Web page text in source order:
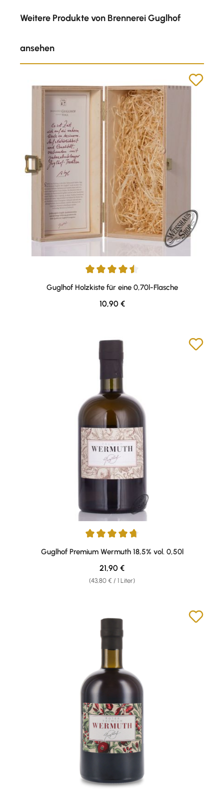
Weitere Produkte von Brennerei Guglhof
ansehen
Durchschnittliche Bewertung von 4.57 von 5 Sternen
Guglhof Holzkiste für eine 0,70l-Flasche
Regulärer Preis:
10,90 €
Durchschnittliche Bewertung von 4.83 von 5 Sternen
Guglhof Premium Wermuth 18,5% vol. 0,50l
(43,80 € / 1 Liter)
Regulärer Preis:
21,90 €